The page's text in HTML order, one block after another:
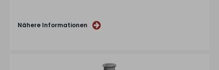
Nähere Informationen